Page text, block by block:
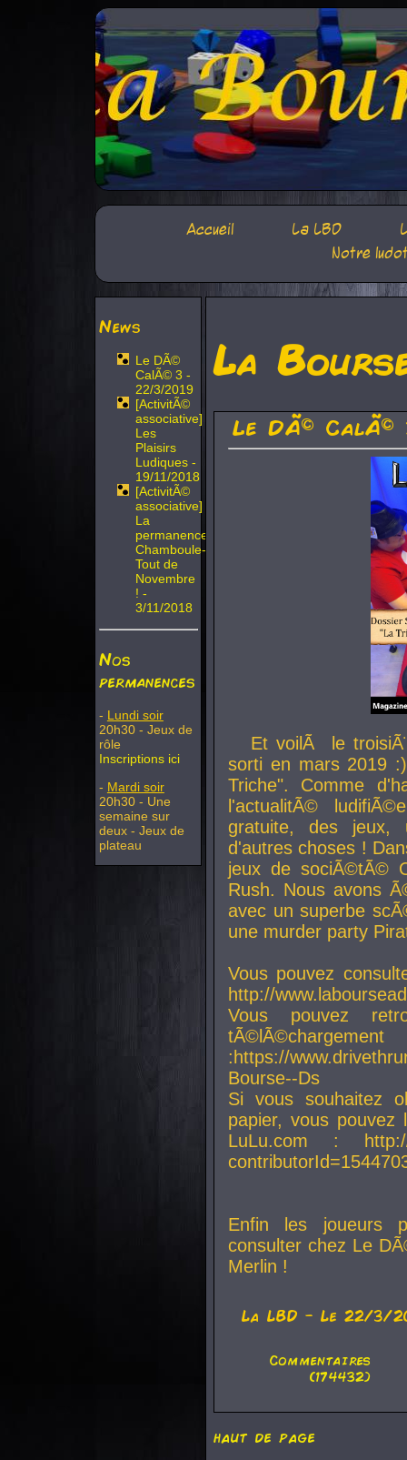
Accueil La LBD
Notre
News
Le DÃ©
CalÃ© 3 -
22/3/2019
[ActivitÃ©
associative]
Les
Plaisirs
Ludiques -
19/11/2018
[ActivitÃ©
associative]
La
permanence
Chamboule-
Tout de
Novembre
! -
3/11/2018
Nos
permanences
- Lundi soir
20h30 - Jeux de
rôle
Inscriptions ici
- Mardi soir
20h30 - Une
semaine sur
deux - Jeux de
plateau
La
Le DÃ© CalÃ©
Et voilÃ le
sorti en mars 2019
Triche". Comme
l'actualitÃ©
gratuite, des jeux,
d'autres choses !
jeux de sociÃ©tÃ©
Rush. Nous avons
avec un superbe
une murder party
Vous pouvez
http://
Vous pouvez
:https://
Bourse--Ds
Si vous souhaitez
papier, vous
LuLu.com : http://
Enfin les joueurs
consulter chez Le
Merlin !
La LBD - Le 22/3/
Commentaires
(174432)
haut de page